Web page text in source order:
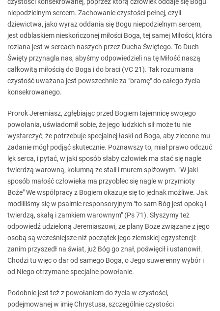
niepodzielnym sercem. Zachowanie czystości pełnej, czyli
dziewictwa, jako wyraz oddania się Bogu niepodzielnym sercem,
jest odblaskiem nieskończonej miłości Boga, tej samej Miłości, która
rozlana jest w sercach naszych przez Ducha Świętego. To Duch
Święty przynagla nas, abyśmy odpowiedzieli na tę Miłość naszą
całkowitą miłością do Boga i do braci (VC 21). Tak rozumiana
czystość uważana jest powszechnie za "bramę" do całego życia
konsekrowanego.
Prorok Jeremiasz, zgłębiając przed Bogiem tajemnicę swojego
powołania, uświadomił sobie, że jego ludzkich sił może tu nie
wystarczyć, że potrzebuje specjalnej łaski od Boga, aby zlecone mu
zadanie mógł podjąć skutecznie. Poznawszy to, miał prawo odczuć
lęk serca, i pytać, w jaki sposób słaby człowiek ma stać się nagle
twierdzą warowną, kolumną ze stali i murem spiżowym. "W jaki
sposób małość człowieka ma przyoblec się nagle w przymioty
Boże" We współpracy z Bogiem okazuje się to jednak możliwe. Jak
modliliśmy się w psalmie responsoryjnym "to sam Bóg jest opoką i
twierdzą, skałą i zamkiem warownym" (Ps 71). Słyszymy też
odpowiedź udzieloną Jeremiaszowi, że plany Boże związane z jego
osobą są wcześniejsze niż początek jego ziemskiej egzystencji:
zanim przyszedł na świat, już Bóg go znał, poświęcił i ustanowił.
Chodzi tu więc o dar od samego Boga, o Jego suwerenny wybór i
od Niego otrzymane specjalne powołanie.
Podobnie jest też z powołaniem do życia w czystości,
podejmowanej w imię Chrystusa, szczególnie czystości